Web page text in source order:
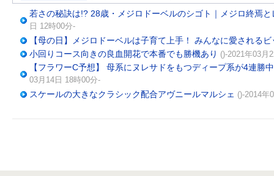
若さの秘訣は!? 28歳・メジロドーベルのシゴト｜メジロ終焉
日 12時00分-
【母の日】メジロドーベルは子育て上手！ みんなに愛される
小回りコース向きの良血開花で本番でも勝機あり ()-2021年03月
【フラワーC予想】 母系にヌレサドをもつディープ系が4連勝
03月14日 18時00分-
スケールの大きなクラシック配合アヴニールマルシェ ()-2014年